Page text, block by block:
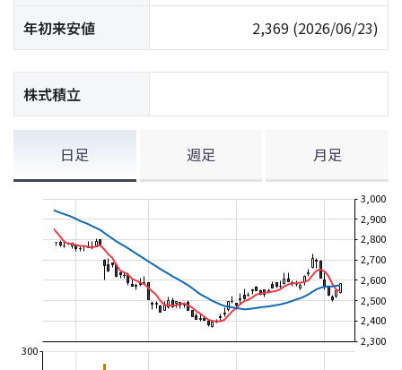
年初来安値 2,369 (2026/06/23)
株式積立
日足 週足 月足
2,300
2,400
2,500
2,600
2,700
2,800
2,900
3,000
300